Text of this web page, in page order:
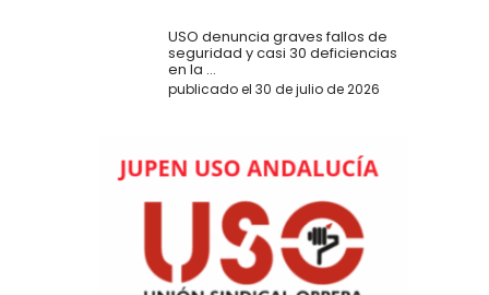
USO denuncia graves fallos de
seguridad y casi 30 deficiencias
en la ...
publicado el 30 de julio de 2026